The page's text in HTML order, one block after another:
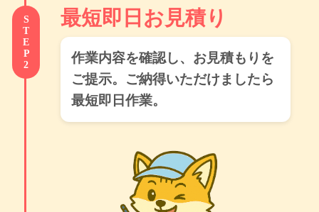
STEP2 最短即日お見積り
作業内容を確認し、お見積もりを
ご提示。ご納得いただけましたら
最短即日作業。